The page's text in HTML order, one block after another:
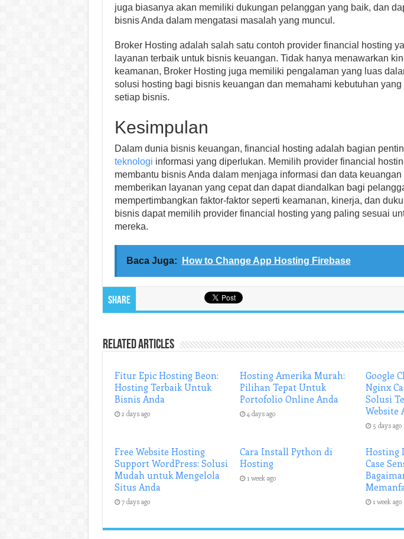
juga biasanya akan memiliki dukungan pelanggan yang baik, dan
bisnis Anda dalam mengatasi masalah yang muncul.
Broker Hosting adalah salah satu contoh provider financial hosting
layanan terbaik untuk bisnis keuangan. Tidak hanya menawarkan
keamanan, Broker Hosting juga memiliki pengalaman yang luas
solusi hosting bagi bisnis keuangan dan memahami kebutuhan yang
setiap bisnis.
Kesimpulan
Dalam dunia bisnis keuangan, financial hosting adalah bagian
teknologi informasi yang diperlukan. Memilih provider financial
membantu bisnis Anda dalam menjaga informasi dan data
memberikan layanan yang cepat dan dapat diandalkan bagi
mempertimbangkan faktor-faktor seperti keamanan, kinerja, dan
bisnis dapat memilih provider financial hosting yang paling sesuai
mereka.
Baca Juga: How to Change App Hosting Firebase
Share
Related Articles
Fitur Epic Hosting Beon:
Hosting Terbaik Untuk
Bisnis Anda
2 days ago
Hosting Amerika Murah:
Pilihan Tepat Untuk
Portofolio Online Anda
4 days ago
Google
Nginx
Solusi
Website
5 days ago
Free Website Hosting
Support WordPress: Solusi
Mudah untuk Mengelola
Situs Anda
7 days ago
Cara Install Python di
Hosting
1 week ago
Hosting
Case
1 week ago